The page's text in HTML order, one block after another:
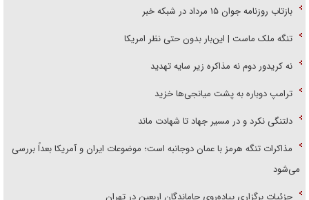
بازتاب روزنامه جوان ۱۵ مرداد در شبکه خبر
تنگه ملک ماست | این‌بار بدون حتی نظر امریکا
نه کریدور دوم نه مذاکره زیر سایه تهدید
ترامپ دوباره به پشت میانجی‌ها خزید
دلتنگی نکرد و در مسیر جهاد تا شهادت ماند
مذاکرات تنگه هرمز با عمان دوجانبه است؛ موضوعات ایران و آمریکا بعداً بررسی
می‌شود
جزئیات برگزاری پیاده‌روی جاماندگان اربعین در تهران